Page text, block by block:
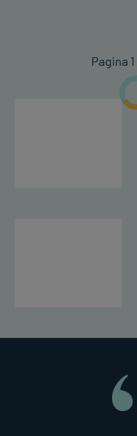
Pagina